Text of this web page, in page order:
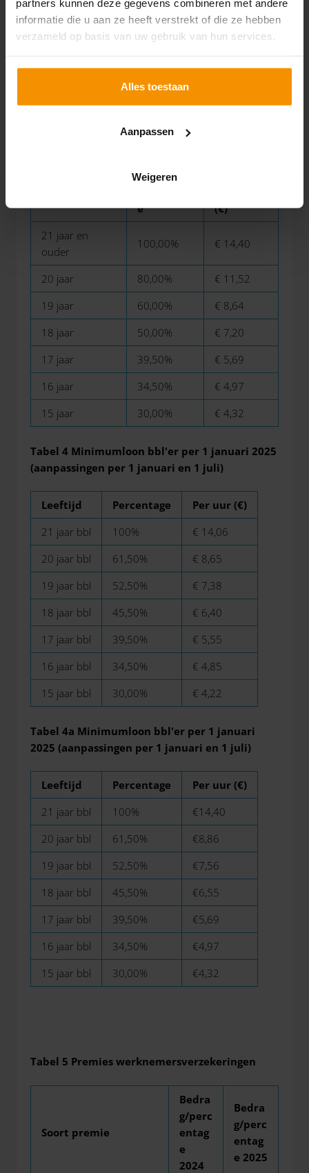
partners kunnen deze gegevens combineren met andere
informatie die u aan ze heeft verstrekt of die ze hebben
verzameld op basis van uw gebruik van hun services.
Alles toestaan
Aanpassen
Weigeren
18 jaar 50,00%
€ 7,03
39,50%
Tabel 3a Minimumloon per 1 juli 2025
e
(€)
21 jaar en
ouder
100,00% € 14,40
20 jaar 80,00%
€ 11,52
19 jaar
60,00%
€ 8,64
18 jaar
50,00%
€ 7,20
17 jaar
39,50%
€ 5,69
16 jaar
34,50%
€ 4,97
15 jaar
30,00% € 4,32
Tabel 4 Minimumloon bbl'er per 1 januari 2025
(aanpassingen per 1 januari en 1 juli)
Leeftijd Percentage Per uur (€)
21 jaar bbl
100%
€ 14,06
20 jaar bbl
61,50%
€ 8,65
19 jaar bbl
52,50%
€ 7,38
18 jaar bbl
45,50%
€ 6,40
17 jaar bbl
39,50%
€ 5,55
16 jaar bbl
34,50%
€ 4,85
15 jaar bbl
30,00% € 4,22
Tabel 4a Minimumloon bbl'er per 1 januari
2025 (aanpassingen per 1 januari en 1 juli)
Leeftijd Percentage Per uur (€)
21 jaar bbl
100%
€14,40
20 jaar bbl
61,50%
€8,86
19 jaar bbl
52,50%
€7,56
18 jaar bbl
45,50%
€6,55
17 jaar bbl
39,50%
€5,69
16 jaar bbl
34,50%
€4,97
15 jaar bbl
30,00% €4,32
Tabel 5 Premies werknemersverzekeringen
Soort premie
Bedra
g/perc
entag
e
2024
Bedra
g/perc
entag
e 2025